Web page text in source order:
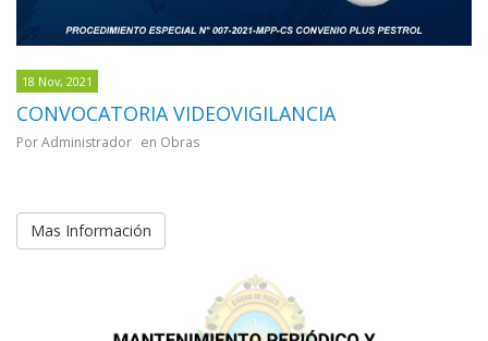
18 Nov, 2021
CONVOCATORIA VIDEOVIGILANCIA
Por Administrador en Obras
Mas Información